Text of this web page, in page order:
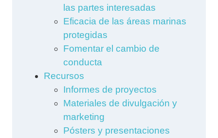
las partes interesadas
Eficacia de las áreas marinas
protegidas
Fomentar el cambio de
conducta
Recursos
Informes de proyectos
Materiales de divulgación y
marketing
Pósters y presentaciones